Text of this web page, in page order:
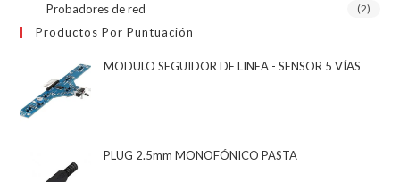
Probadores de red (2)
Productos Por Puntuación
MODULO SEGUIDOR DE LINEA - SENSOR 5 VÍAS
PLUG 2.5mm MONOFÓNICO PASTA